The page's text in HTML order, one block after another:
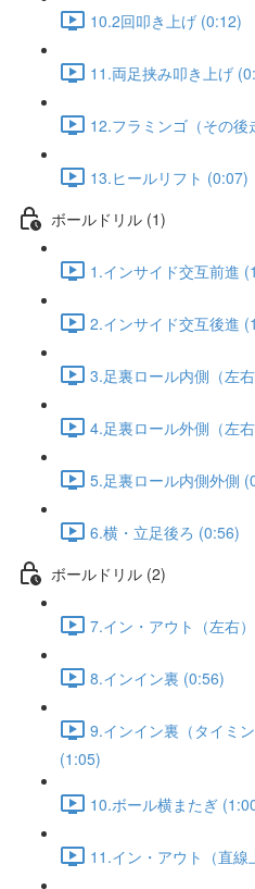
10.2回叩き上げ (0:12)
11.両足挟み叩き上げ
12.フラミンゴ（その後
13.ヒールリフト (0:07)
ボールドリル (1)
1.インサイド交互前進
2.インサイド交互後進
3.足裏ロール内側（左
4.足裏ロール外側（左
5.足裏ロール内側外側
6.横・立足後ろ (0:56)
ボールドリル (2)
7.イン・アウト（左右
8.インイン裏 (0:56)
9.インイン裏（タイミ
(1:05)
10.ボール横またぎ
11.イン・アウト（直線